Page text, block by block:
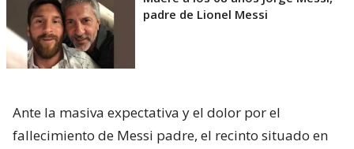
padre de Lionel Messi
Ante la masiva expectativa y el dolor por el
fallecimiento de Messi padre, el recinto situado en